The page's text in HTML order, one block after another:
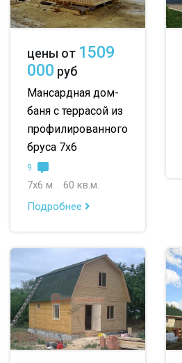
цены от 1509
000 руб
Мансардная дом-
баня с террасой из
профилированного
бруса 7х6
9
7х6 м
60 кв.м.
Подробнее